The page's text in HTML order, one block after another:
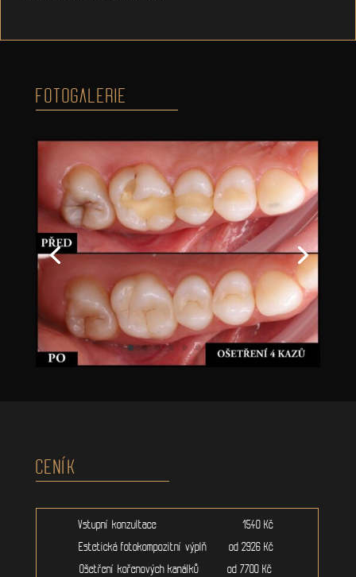
FOTOGALERIE
CENÍK
Vstupní konzultace 1540 Kč
Estetická fotokompozitní výplň od 2926 Kč
Ošetření kořenových kanálků od 7700 Kč